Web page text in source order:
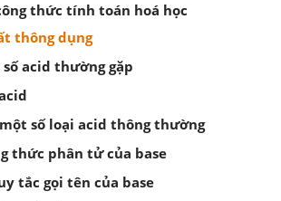
thức tính toán hoá học
thông dụng
acid thường gặp
số loại acid thông thường
thức phân tử của base
tắc gọi tên của base